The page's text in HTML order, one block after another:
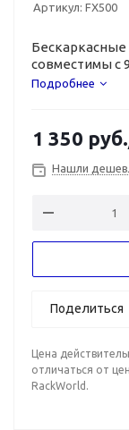
Артикул: FX500
совместимы с
Подробнее
1 350 руб.
Нашли
Поделиться
Цена
отличаться от
RackWorld.